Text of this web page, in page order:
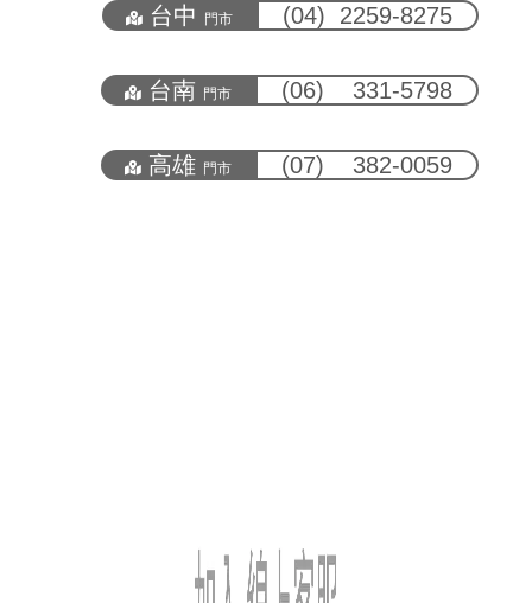
台中 門市 (04) 2259-8275
台南 門市 (06) 331-5798
高雄 門市 (07) 382-0059